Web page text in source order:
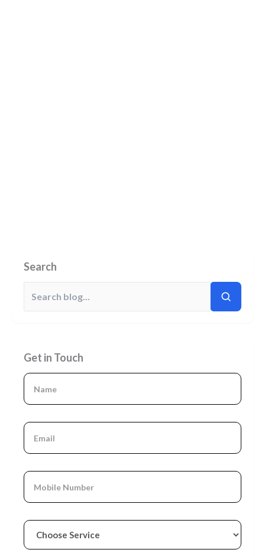
Search
Get in Touch